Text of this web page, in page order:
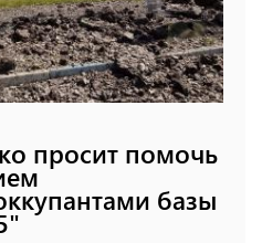
просит помочь
базы